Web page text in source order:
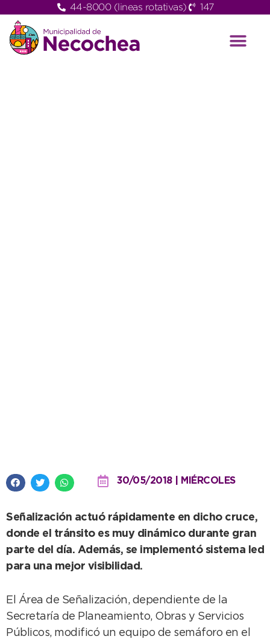
44-8000 (lineas rotativas) 147
30/05/2018 | MIÉRCOLES
Señalización actuó rápidamente en dicho cruce,
donde el tránsito es muy dinámico durante gran
parte del día. Además, se implementó sistema led
para una mejor visibilidad.
El Área de Señalización, dependiente de la
Secretaría de Planeamiento, Obras y Servicios
Públicos, modificó un equipo de semáforo en el